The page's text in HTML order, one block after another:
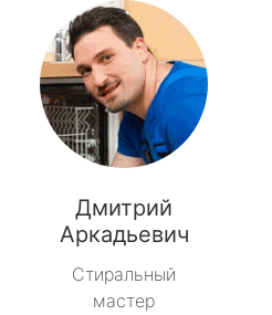
Дмитрий
Аркадьевич
Стиральный
мастер